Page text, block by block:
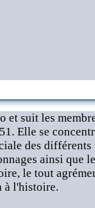
et suit les
Elle se
des différents
ainsi que
le tout
à l'histoire.